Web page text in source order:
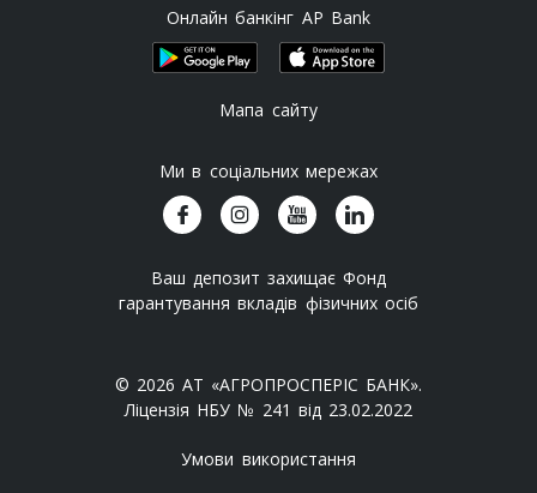
Онлайн банкінг AP Bank
Мапа сайту
Ми в соціальних мережах
Ваш депозит захищає Фонд
гарантування вкладів фізичних осіб
© 2026 АТ «АГРОПРОСПЕРІС БАНК».
Ліцензія НБУ № 241 від 23.02.2022
Умови використання